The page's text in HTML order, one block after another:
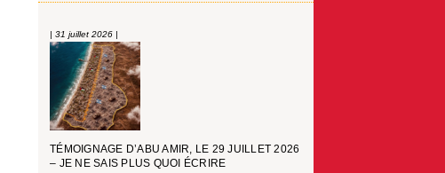
| 31 juillet 2026 |
TÉMOIGNAGE D’ABU AMIR, LE 29 JUILLET 2026
– JE NE SAIS PLUS QUOI ÉCRIRE